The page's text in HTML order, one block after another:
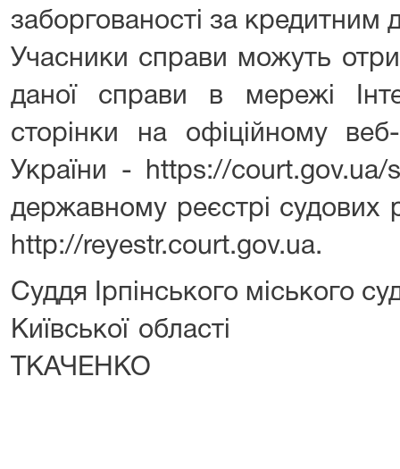
заборгованості за кредитним
Учасники справи можуть
даної справи в мережі
сторінки на офіційному
України - https://
державному реєстрі судових
http://reyestr.court.gov.ua.
Суддя Ірпінського міського
Київської
ТКАЧЕНКО